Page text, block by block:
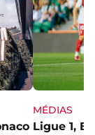
MÉDIAS
Ligue 1,